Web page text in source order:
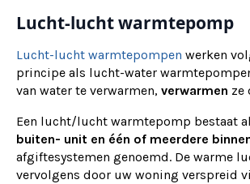
Lucht-lucht warmtepomp
Lucht-lucht warmtepompen werken
principe als lucht-water
van water te verwarmen, verwarmen ze
Een lucht/lucht warmtepomp bestaat
buiten- unit en één of meerdere
afgiftesystemen genoemd. De warme
vervolgens door uw woning verspreid